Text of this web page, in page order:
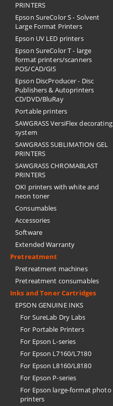
PRINTERS
Epson SureColor S - Solvent
Large Format Printers
Epson UV LED printers
Epson SureColor T - large
format printers/scanners
POS/CAD/GIS
Epson DiscProducer - Disc
Publishers & Autoprinters
CD/DVD/BluRay
Portable printers
SAWGRASS VersiFlex decorating
system
SAWGRASS SUBLIMATION GEL
PRINTERS
SAWGRASS CHROMABLAST
PRINTERS
OKI printers with white and
neon toner
Consumables
Accessories
Software
Extended Warranty
Pretreatment
Pretreatment machines
Pretreatment consumables
Inks and Toner Cartridges
EPSON GENUINE INKS
For SureLab Dry Labs
For Portable Printers
For Epson L-series
For Epson L7160/L7180
For Epson L8160/L8180
For Epson P-series
For Epson large-format photo
printers